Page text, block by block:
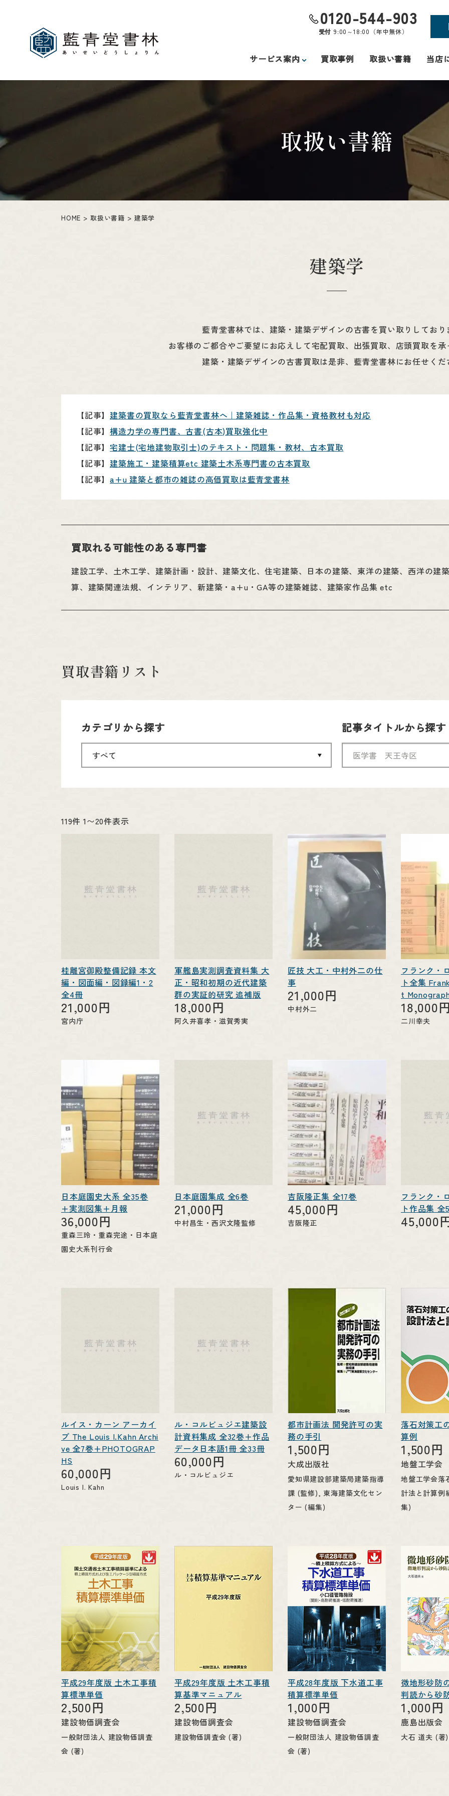
サービス案内 買取事例 取扱い書籍 当店
0120-544-903
受付 9:00～18:00（年中無休）
取扱い書籍
HOME 取扱い書籍 建築学
建築学
藍青堂書林では、建築・建築デザインの古書を買い取りしており
お客様のご都合やご要望にお応えして宅配買取、出張買取、店頭買取を
建築・建築デザインの古書買取は是非、藍青堂書林にお任せくだ
【記事】建築書の買取なら藍青堂書林へ｜建築雑誌・作品集・資格教材も対応
【記事】構造力学の専門書、古書(古本)買取強化中
【記事】宅建士(宅地建物取引士)のテキスト・問題集・教材、古本買取
【記事】建築施工・建築積算etc 建築土木系専門書の古本買取
【記事】a+u 建築と都市の雑誌の高価買取は藍青堂書林
買取れる可能性のある専門書
建設工学、土木工学、建築計画・設計、建築文化、住宅建築、日本の建築、東洋の建築、西洋の建
算、建築関連法規、インテリア、新建築・a+u・GA等の建築雑誌、建築家作品集 etc
買取書籍リスト
カテゴリから探す 記事タイトルから探す
119件 1〜20件表示
桂離宮御殿整備記録 本文
編・図面編・図録編1・2
全4冊
21,000円
宮内庁
軍艦島実測調査資料集 大
正・昭和初期の近代建築
群の実証的研究 追補版
18,000円
阿久井喜孝・滋賀秀実
匠技 大工・中村外二の仕
事
21,000円
中村外二
フランク・
ト全集
t
18,000
二川幸夫
日本庭園史大系 全35巻
+実測図集+月報
36,000円
重森三玲・重森完途・日本庭
園史大系刊行会
日本庭園集成 全6巻
21,000円
中村昌生・西沢文隆監修
吉阪隆正集 全17巻
45,000円
吉阪隆正
フランク・
ト作品集 全
45,000
ルイス・カーン アーカイ
ブ The Louis I.Kahn Archi
ve 全7巻+PHOTOGRAP
HS
60,000円
Louis I. Kahn
ル・コルビュジエ建築設
計資料集成 全32巻+作品
データ日本語1冊 全33冊
60,000円
ル・コルビュジエ
都市計画法 開発許可の実
務の手引
1,500円
大成出版社
愛知県建設部建築局建築指導
課 (監修), 東海建築文化セン
ター (編集)
落石対策工
算例
1,500円
地盤工学会
地盤工学会落
計法と計算例
集)
平成29年度版 土木工事積
算標準単価
2,500円
建設物価調査会
一般財団法人 建設物価調査
会 (著)
平成29年度版 土木工事積
算基準マニュアル
2,500円
建設物価調査会
建設物価調査会 (著)
平成28年度版 下水道工事
積算標準単価
1,000円
建設物価調査会
一般財団法人 建設物価調査
会 (著)
微地形砂防
判読から砂
1,000円
鹿島出版会
大石 道夫 (著)